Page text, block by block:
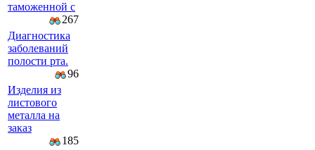
таможенной с
267
Диагностика
заболеваний
полости рта.
96
Изделия из
листового
металла на
заказ
185